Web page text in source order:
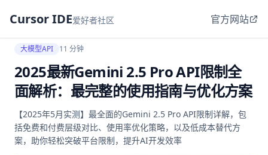
Cursor IDE爱好者社区 官方网站
大模型API 11 分钟
2025最新Gemini 2.5 Pro API限制全
面解析：最完整的使用指南与优化方案
【2025年5月实测】最全面的Gemini 2.5 Pro API限制详解，包
括免费和付费层级对比、使用率优化策略，以及低成本替代方
案，助你轻松突破平台限制，提升AI开发效率